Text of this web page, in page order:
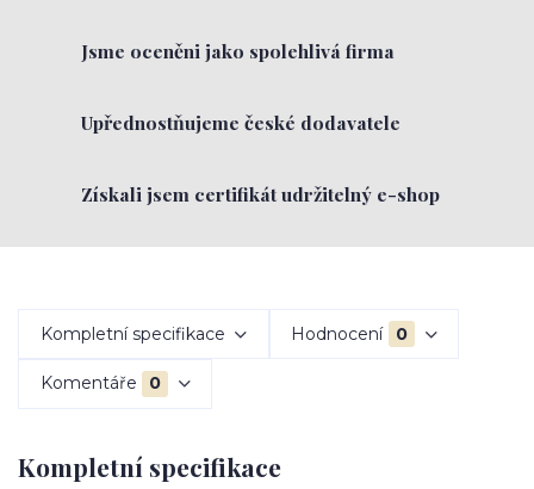
Jsme oceněni jako spolehlivá firma
Upřednostňujeme české dodavatele
Získali jsem certifikát udržitelný e-shop
Kompletní specifikace Hodnocení 0
Komentáře 0
Kompletní specifikace